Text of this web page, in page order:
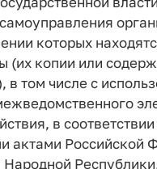
которых
(их копии или
в том числе с
в
актами Российской